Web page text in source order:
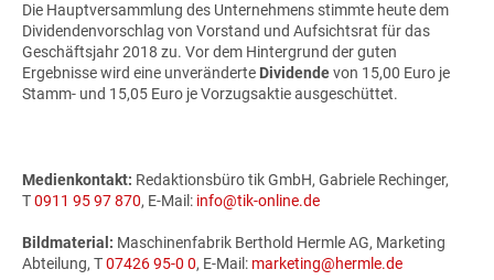
Die Hauptversammlung des Unternehmens stimmte heute dem
Dividendenvorschlag von Vorstand und Aufsichtsrat für das
Geschäftsjahr 2018 zu. Vor dem Hintergrund der guten
Ergebnisse wird eine unveränderte Dividendevon 15,00 Euro je
Stamm- und 15,05 Euro je Vorzugsaktie ausgeschüttet.
Medienkontakt: Redaktionsbüro tik GmbH, Gabriele Rechinger,
T0911 95 97 870, E-Mail: info@tik-online.de
Bildmaterial: Maschinenfabrik Berthold Hermle AG, Marketing
Abteilung, T07426 95-0 0, E-Mail: marketing@hermle.de